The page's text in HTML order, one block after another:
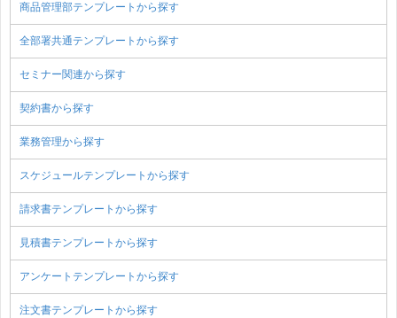
商品管理部テンプレートから探す
全部署共通テンプレートから探す
セミナー関連から探す
契約書から探す
業務管理から探す
スケジュールテンプレートから探す
請求書テンプレートから探す
見積書テンプレートから探す
アンケートテンプレートから探す
注文書テンプレートから探す